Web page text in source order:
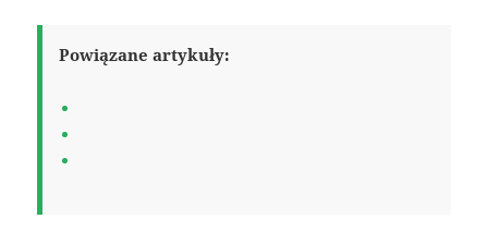
Powiązane artykuły: